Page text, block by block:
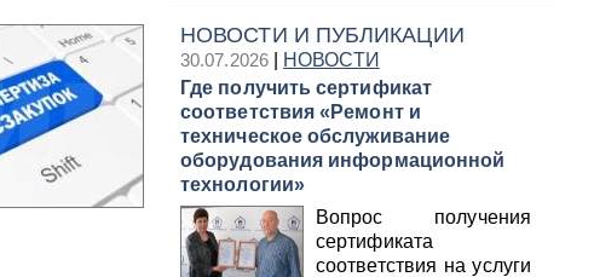
НОВОСТИ И ПУБЛИКАЦИИ
30.07.2026|
НОВОСТИ
Где получить сертификат
соответствия «Ремонт и
техническое обслуживание
оборудования информационной
технологии»
Вопрос получения
сертификата
соответствия на услуги